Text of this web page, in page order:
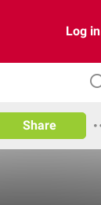
Log in
Share